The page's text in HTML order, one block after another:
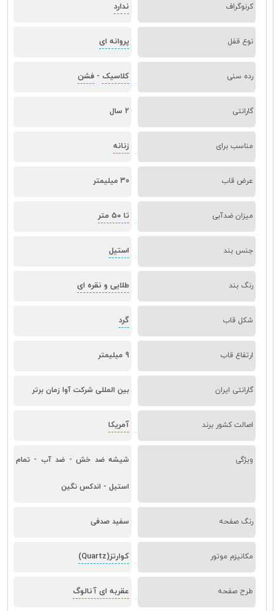
کرنوگراف ندارد
نوع قفل پروانه ای
رده سنی کلاسیک - فشن
گارانتی 2 سال
مناسب برای زنانه
عرض قاب 30 میلیمتر
میزان ضدآبی تا 50 متر
جنس بند استیل
رنگ بند طلایی و نقره ای
شکل قاب گرد
ارتفاع قاب 9 میلیمتر
گارانتی ایران بین المللی شرکت آوا زمان برتر
اصالت کشور برند آمریکا
ویژگی شیشه ضد خش - ضد آب - تمام
استیل - اندکس نگین
رنگ صفحه سفید صدفی
مکانیزم موتور کوارتز(Quartz)
طرح صفحه عقربه ای آنالوگ